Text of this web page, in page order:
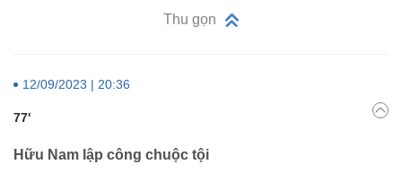
Thu gọn
12/09/2023 | 20:36
77'
Hữu Nam lập công chuộc tội